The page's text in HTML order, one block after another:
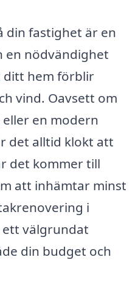
din fastighet är en
en nödvändighet
ditt hem förblir
vind. Oavsett om
en modern
det alltid klokt att
det kommer till
att inhämtar minst
i
välgrundat
din budget och